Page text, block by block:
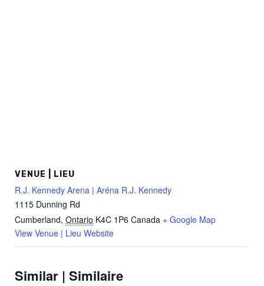
VENUE | LIEU
R.J. Kennedy Arena | Aréna R.J. Kennedy
1115 Dunning Rd
Cumberland, Ontario K4C 1P6 Canada + Google Map
View Venue | Lieu Website
Similar | Similaire